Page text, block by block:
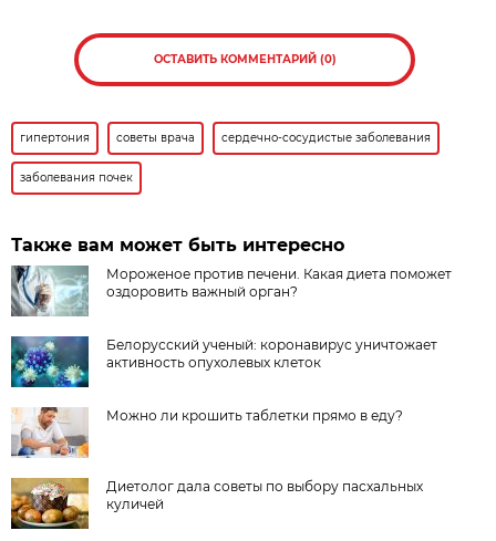
ОСТАВИТЬ КОММЕНТАРИЙ (0)
гипертония советы врача сердечно-сосудистые заболевания
заболевания почек
Также вам может быть интересно
Мороженое против печени. Какая диета поможет
оздоровить важный орган?
Белорусский ученый: коронавирус уничтожает
активность опухолевых клеток
Можно ли крошить таблетки прямо в еду?
Диетолог дала советы по выбору пасхальных
куличей